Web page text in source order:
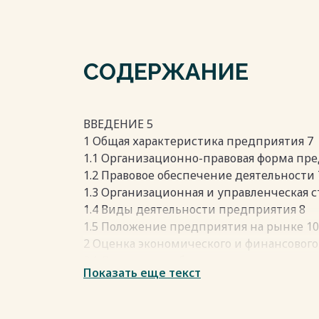
СОДЕРЖАНИЕ
ВВЕДЕНИЕ 5
1 Общая характеристика предприятия 7
1.1 Организационно-правовая форма
1.2 Правовое обеспечение деятельности
1.3 Организационная и управленческая
1.4 Виды деятельности предприятия 8
1.5 Положение предприятия на рынке 10
2 Оценка экономического и
2.2 Схема управления ресурсными
Показать еще текст